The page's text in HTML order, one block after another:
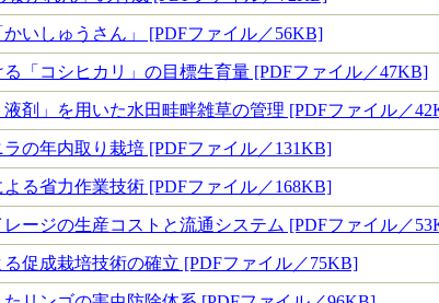
いしゅうさん」 [PDFファイル／56KB]
「コシヒカリ」の目標生育量 [PDFファイル／47KB]
剤」を用いた水田畦畔雑草の管理 [PDFファイル／
の年内取り栽培 [PDFファイル／131KB]
る省力作業技術 [PDFファイル／168KB]
ージの生産コストと流通システム [PDFファイル／
促成栽培技術の確立 [PDFファイル／75KB]